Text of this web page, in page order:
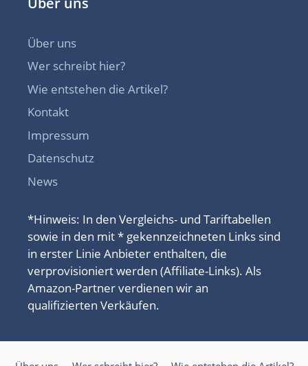
Über uns
Wer schreibt hier?
Wie entstehen die Artikel?
Kontakt
Impressum
Datenschutz
News
*Hinweis: In den Vergleichs- und Tariftabellen
sowie in den mit * gekennzeichneten Links sind
in erster Linie Anbieter enthalten, die
verprovisioniert werden (Affiliate-Links). Als
Amazon-Partner verdienen wir an
qualifizierten Verkäufen.